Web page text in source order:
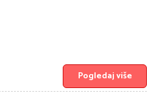
Pogledaj više